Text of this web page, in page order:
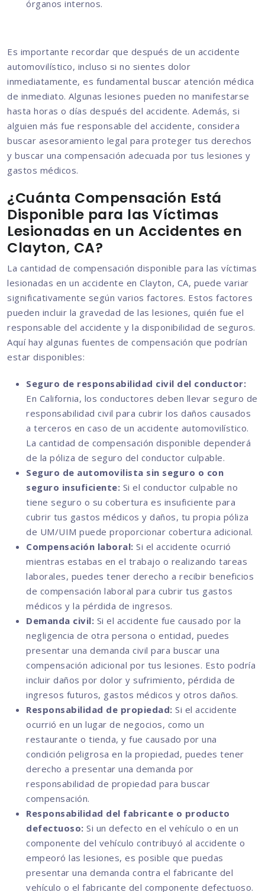
órganos internos.
Es importante recordar que después de un accidente
automovilístico, incluso si no sientes dolor
inmediatamente, es fundamental buscar atención médica
de inmediato. Algunas lesiones pueden no manifestarse
hasta horas o días después del accidente. Además, si
alguien más fue responsable del accidente, considera
buscar asesoramiento legal para proteger tus derechos
y buscar una compensación adecuada por tus lesiones y
gastos médicos.
¿Cuánta Compensación Está
Disponible para las Víctimas
Lesionadas en un Accidentes en
Clayton, CA?
La cantidad de compensación disponible para las víctimas
lesionadas en un accidente en Clayton, CA, puede variar
significativamente según varios factores. Estos factores
pueden incluir la gravedad de las lesiones, quién fue el
responsable del accidente y la disponibilidad de seguros.
Aquí hay algunas fuentes de compensación que podrían
estar disponibles:
Seguro de responsabilidad civil del conductor:
En California, los conductores deben llevar seguro de
responsabilidad civil para cubrir los daños causados
a terceros en caso de un accidente automovilístico.
La cantidad de compensación disponible dependerá
de la póliza de seguro del conductor culpable.
Seguro de automovilista sin seguro o con
seguro insuficiente: Si el conductor culpable no
tiene seguro o su cobertura es insuficiente para
cubrir tus gastos médicos y daños, tu propia póliza
de UM/UIM puede proporcionar cobertura adicional.
Compensación laboral: Si el accidente ocurrió
mientras estabas en el trabajo o realizando tareas
laborales, puedes tener derecho a recibir beneficios
de compensación laboral para cubrir tus gastos
médicos y la pérdida de ingresos.
Demanda civil: Si el accidente fue causado por la
negligencia de otra persona o entidad, puedes
presentar una demanda civil para buscar una
compensación adicional por tus lesiones. Esto podría
incluir daños por dolor y sufrimiento, pérdida de
ingresos futuros, gastos médicos y otros daños.
Responsabilidad de propiedad: Si el accidente
ocurrió en un lugar de negocios, como un
restaurante o tienda, y fue causado por una
condición peligrosa en la propiedad, puedes tener
derecho a presentar una demanda por
responsabilidad de propiedad para buscar
compensación.
Responsabilidad del fabricante o producto
defectuoso: Si un defecto en el vehículo o en un
componente del vehículo contribuyó al accidente o
empeoró las lesiones, es posible que puedas
presentar una demanda contra el fabricante del
vehículo o el fabricante del componente defectuoso.